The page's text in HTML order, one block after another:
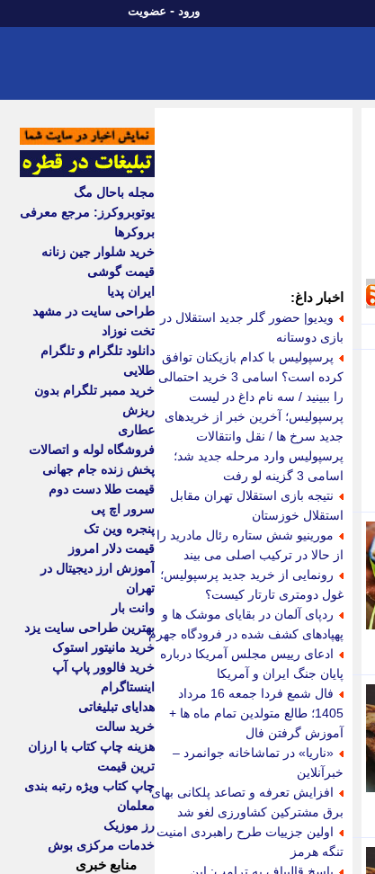
ورود - عضویت
اخبار داغ:
ویدیو| حضور گلر جدید استقلال در
بازی دوستانه
پرسپولیس با کدام بازیکنان توافق
کرده است؟ اسامی 3 خرید احتمالی
را ببینید / سه نام داغ در لیست
پرسپولیس؛ آخرین خبر از خریدهای
جدید سرخ ها / نقل وانتقالات
پرسپولیس وارد مرحله جدید شد؛
اسامی 3 گزینه لو رفت
نتیجه بازی استقلال تهران مقابل
استقلال خوزستان
مورینیو شش ستاره رئال مادرید را
از حالا در ترکیب اصلی می بیند
رونمایی از خرید جدید پرسپولیس؛
غول دومتری تارتار کیست؟
ردپای آلمان در بقایای موشک ها و
پهپادهای کشف شده در فرودگاه جهرم
ادعای رییس مجلس آمریکا درباره
پایان جنگ ایران و آمریکا
فال شمع فردا جمعه 16 مرداد
1405؛ طالع متولدین تمام ماه ها +
آموزش گرفتن فال
«ناریا» در تماشاخانه جوانمرد –
خبرآنلاین
افزایش تعرفه و تصاعد پلکانی بهای
برق مشترکین کشاورزی لغو شد
اولین جزییات طرح راهبردی امنیت
تنگه هرمز
مجله باحال مگ
یوتوبروکرز: مرجع معرفی
بروکرها
خرید شلوار جین زنانه
قیمت گوشی
ایران پدیا
طراحی سایت در مشهد
تخت نوزاد
دانلود تلگرام و تلگرام
طلایی
خرید ممبر تلگرام بدون
ریزش
عطاری
فروشگاه لوله و اتصالات
پخش زنده جام جهانی
قیمت طلا دست دوم
سرور اچ پی
پنجره وین تک
قیمت دلار امروز
آموزش ارز دیجیتال در
تهران
وانت بار
بهترین طراحی سایت یزد
خرید مانیتور استوک
خرید فالوور پاپ آپ
اینستاگرام
هدایای تبلیغاتی
خرید سالت
هزینه چاپ کتاب با ارزان
ترین قیمت
چاپ کتاب ویژه رتبه بندی
معلمان
رز موزیک
خدمات مرکزی بوش
منابع خبری